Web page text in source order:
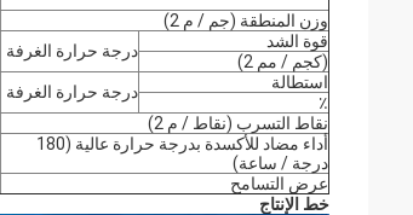
وزن المنطقة (جم / م 2)
قوة الشد
درجة حرارة الغرفة
(كجم / مم 2)
استطالة
درجة حرارة الغرفة
٪
نقاط التسرب (نقاط / م 2)
أداء مضاد للأكسدة بدرجة حرارة عالية (180
درجة / ساعة)
عرض التسامح
خط الإنتاج